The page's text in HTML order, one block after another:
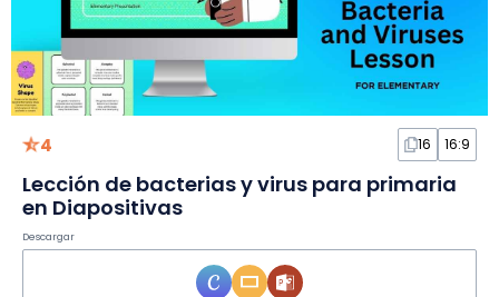
4 16 16:9
Lección de bacterias y virus para primaria
en Diapositivas
Descargar